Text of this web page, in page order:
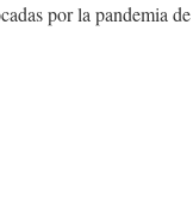
por la pandemia